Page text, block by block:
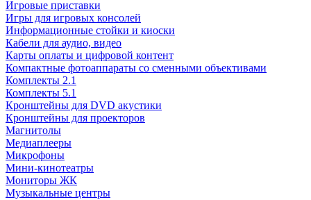
Игровые приставки
Игры для игровых консолей
Информационные стойки и киоски
Кабели для аудио, видео
Карты оплаты и цифровой контент
Компактные фотоаппараты со сменными объективами
Комплекты 2.1
Комплекты 5.1
Кронштейны для DVD акустики
Кронштейны для проекторов
Магнитолы
Медиаплееры
Микрофоны
Мини-кинотеатры
Мониторы ЖК
Музыкальные центры